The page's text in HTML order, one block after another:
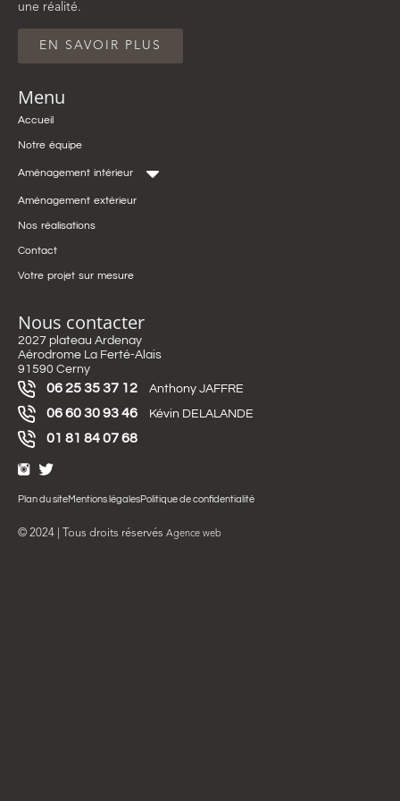
une réalité.
EN SAVOIR PLUS
Menu
Accueil
Notre équipe
Aménagement intérieur
Aménagement extérieur
Nos réalisations
Contact
Votre projet sur mesure
Nous contacter
2027 plateau Ardenay
Aérodrome La Ferté-Alais
91590 Cerny
06 25 35 37 12 Anthony JAFFRE
06 60 30 93 46 Kévin DELALANDE
01 81 84 07 68
Plan du siteMentions légalesPolitique de confidentialité
© 2024 | Tous droits réservés Agence web